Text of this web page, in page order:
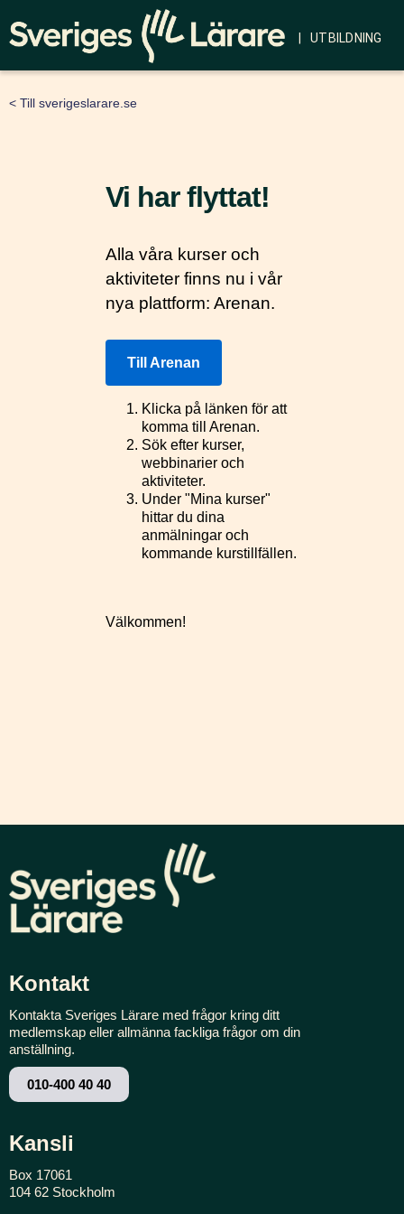
| UTBILDNING
< Till sverigeslarare.se
Vi har flyttat!
Alla våra kurser och
aktiviteter finns nu i vår
nya plattform: Arenan.
Till Arenan
Klicka på länken för att
komma till Arenan.
Sök efter kurser,
webbinarier och
aktiviteter.
Under "Mina kurser"
hittar du dina
anmälningar och
kommande kurstillfällen.
Välkommen!
Kontakt
Kontakta Sveriges Lärare med frågor kring ditt
medlemskap eller allmänna fackliga frågor om din
anställning.
010-400 40 40
Kansli
Box 17061
104 62 Stockholm